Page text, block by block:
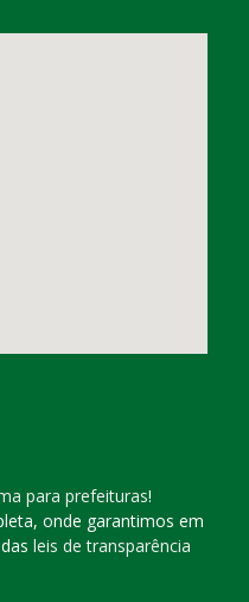
para prefeituras!
onde garantimos em
leis de transparência